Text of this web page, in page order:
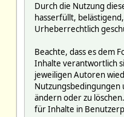
Durch die Nutzung
hasserfüllt,
Urheberrechtlich
Beachte, dass es dem
Inhalte verantwortlich
jeweiligen Autoren
Nutzungsbedingungen
ändern oder zu
für Inhalte in